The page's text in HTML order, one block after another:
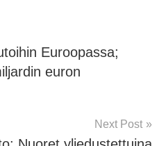
Euroopassa;
euron
Next Post